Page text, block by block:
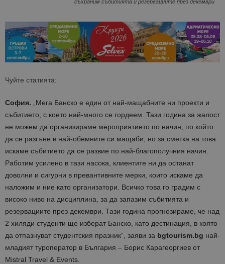
съхраним събитията и резервациите през декември
Чуйте статията:
София. „Мега Банско е един от най-мащабните ни проекти и
събитието, с което най-много се гордеем. Тази година за жалост
не можем да организираме мероприятието по начин, по който
да се разгъне в най-обемните си мащаби, но за сметка на това
искаме събитието да се развие по най-благополучния начин.
Работим усилено в тази насока, клиентите ни да останат
доволни и сигурни в превантивните мерки, които искаме да
наложим и ние като организатори. Всичко това го градим с
високо ниво на дисциплина, за да запазим събитията и
резервациите през декември. Тази година прогнозираме, че над
2 хиляди студенти ще изберат Банско, като дестинация, в която
да отпазнуват студентския празник“, заяви за bgtourism.bg най-
младият туроператор в България – Борис Карагеоргиев от
Mistral Travel & Events.